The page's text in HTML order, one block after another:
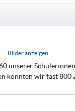
Bilder anzeigen...
unserer
konnten wir fast 800